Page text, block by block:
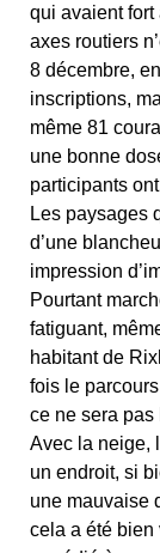
qui avaient fort
axes routiers
8 décembre,
inscriptions,
même 81
une bonne
participants
Les paysages
d’une
impression
Pourtant
fatiguant,
habitant de
fois le
ce ne sera pas
Avec la neige,
un endroit, si
une mauvaise
cela a été bien